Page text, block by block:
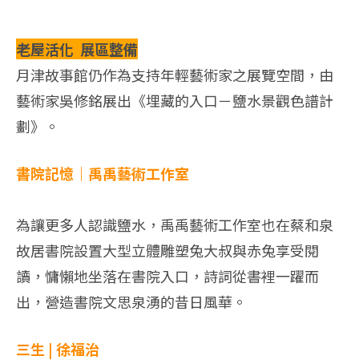
老屋活化 展區整備
月津故事館仍作為支持年輕藝術家之展覽空間，由
藝術家吳修銘展出《埋藏的入口－鹽水景觀色譜計
劃》。
書院記憶｜禹禹藝術工作室
為讓更多人認識鹽水，禹禹藝術工作室也在蔡和泉
故居書院設置大型立體雕塑兔大叔與赤兔享受閱
讀，慵懶地坐落在書院入口，詩詞從書裡一躍而
出，營造書院文思泉湧的昔日風華。
三生 | 徐福治